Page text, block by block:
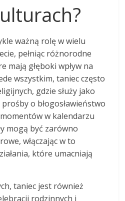
ważną rolę w wielu
pełniąc różnorodne
mają głęboki wpływ na
wszystkim, taniec często
gdzie służy jako
o błogosławieństwo
w kalendarzu
mogą być zarówno
włączając w to
które umacniają
taniec jest również
rodzinnych i